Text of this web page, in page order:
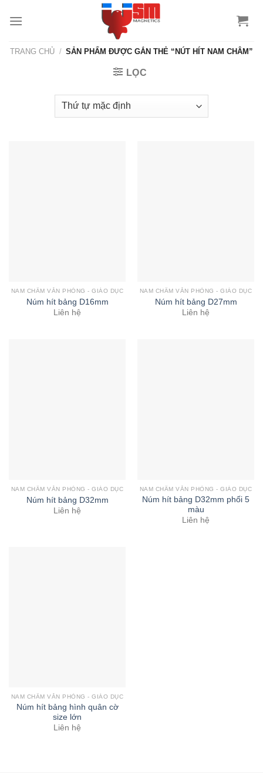
TRANG CHỦ / SẢN PHẨM ĐƯỢC GẮN THẺ “NÚT HÍT NAM CHÂM”
LỌC
NAM CHÂM VĂN PHÒNG - GIÁO DỤC
Núm hít bảng D16mm
Liên hệ
NAM CHÂM VĂN PHÒNG - GIÁO DỤC
Núm hít bảng D27mm
Liên hệ
NAM CHÂM VĂN PHÒNG - GIÁO DỤC
Núm hít bảng D32mm
Liên hệ
NAM CHÂM VĂN PHÒNG - GIÁO DỤC
Núm hít bảng D32mm phối 5
màu
Liên hệ
NAM CHÂM VĂN PHÒNG - GIÁO DỤC
Núm hít bảng hình quân cờ
size lớn
Liên hệ